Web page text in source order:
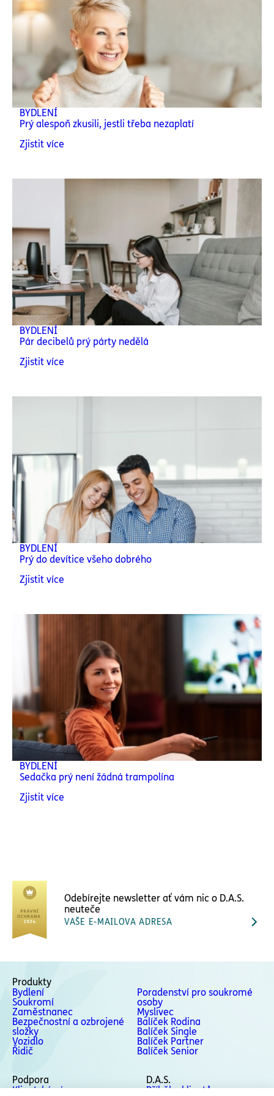
BYDLENÍ
Prý alespoň zkusili, jestli třeba nezaplatí
Zjistit více
BYDLENÍ
Pár decibelů prý párty nedělá
Zjistit více
BYDLENÍ
Prý do devítice všeho dobrého
Zjistit více
BYDLENÍ
Sedačka prý není žádná trampolína
Zjistit více
Odebírejte newsletter ať vám nic o D.A.S.
neuteče
VAŠE E-MAILOVA ADRESA
Produkty
Bydlení
Soukromí
Zaměstnanec
Bezpečnostní a ozbrojené
složky
Vozidlo
Řidič
Poradenství pro soukromé
osoby
Myslivec
Balíček Rodina
Balíček Single
Balíček Partner
Balíček Senior
Podpora
Klientská zóna
D.A.S.
Příběhy klientů